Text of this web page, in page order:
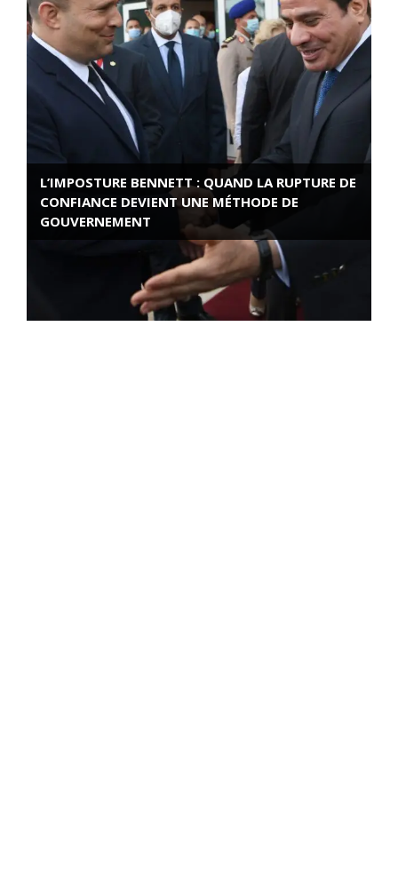
L’IMPOSTURE BENNETT : QUAND LA RUPTURE DE
CONFIANCE DEVIENT UNE MÉTHODE DE
GOUVERNEMENT
ROSE VALLAND, HEROÏNE DE LA RESISTANCE